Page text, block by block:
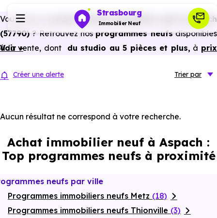
Strasbourg
Immobilier Neuf
Investir
Actualités
Ressources
Financer
Vous avez un
projet d’achat immobilier neuf à Aspach
(57790) ? Retrouvez nos programmes neufs disponibles
à la vente, dont
du studio au 5 pièces et plus, à prix
avantages du neuf :PTZ, TVA réduitedans certains cas,
énergétiques, garanties constructeur, etc.
Voir +
Créer une alerte Trier par
Aucun résultat ne correspond à votre recherche.
Achat immobilier neuf à Aspach :
Top programmes neufs à proximité
neufs par ville
Programmes immobiliers neufs Metz (18)
Programmes immobiliers neufs Thionville (3)